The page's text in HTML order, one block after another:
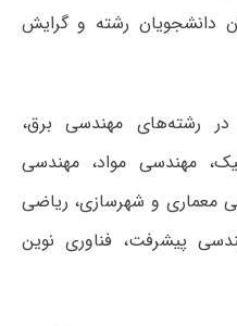
دانشجویان رشته و گرایش
در رشته‌های مهندسی برق،
مهندسی مواد، مهندسی
معماری و شهرسازی، ریاضی
پیشرفت، فناوری نوین